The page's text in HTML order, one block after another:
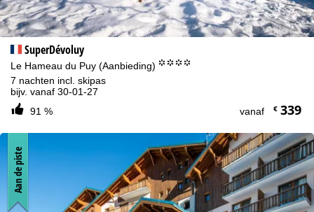
SuperDévoluy
Le Hameau du Puy (Aanbieding) °°°°
7 nachten incl. skipas
bijv. vanaf 30-01-27
91 %
vanaf €339
Aan de piste